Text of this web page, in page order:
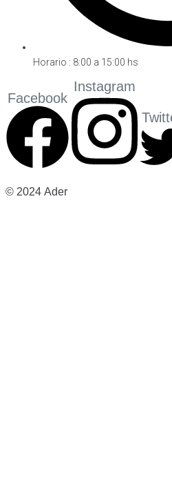
Horario : 8:00 a 15:00 hs
Facebook
Instagram
© 2024 Ader